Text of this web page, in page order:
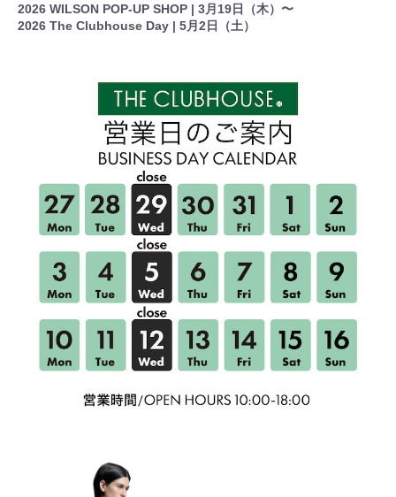
2026 WILSON POP-UP SHOP | 3月19日（木）〜
2026 The Clubhouse Day | 5月2日（土）